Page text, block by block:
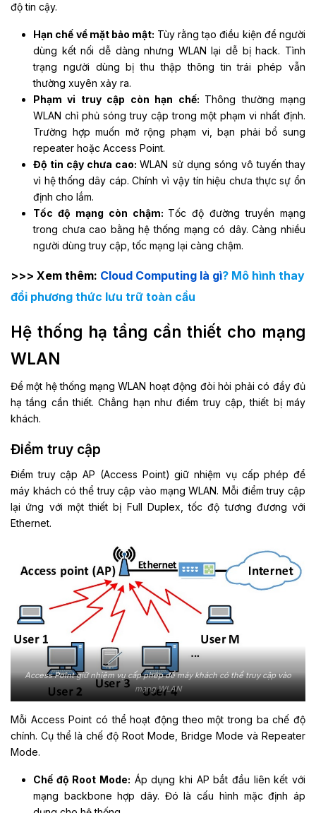
độ tin cậy.
Hạn chế về mặt bảo mật: Tùy rằng tạo điều kiện để người
dùng kết nối dễ dàng nhưng WLAN lại dễ bị hack. Tình
trạng người dùng bị thu thập thông tin trái phép vẫn
thường xuyên xảy ra.
Phạm vi truy cập còn hạn chế: Thông thường mạng
WLAN chỉ phủ sóng truy cập trong một phạm vi nhất định.
Trường hợp muốn mở rộng phạm vi, bạn phải bổ sung
repeater hoặc Access Point.
Độ tin cậy chưa cao:WLAN sử dụng sóng vô tuyến thay
vì hệ thống dây cáp. Chính vì vậy tín hiệu chưa thực sự ổn
định cho lắm.
Tốc độ mạng còn chậm: Tốc độ đường truyền mạng
trong chưa cao bằng hệ thống mạng có dây. Càng nhiều
người dùng truy cập, tốc mạng lại càng chậm.
>>> Xem thêm: Cloud Computing là gì? Mô hình thay
đổi phương thức lưu trữ toàn cầu
Hệ thống hạ tầng cần thiết cho mạng
WLAN
Để một hệ thống mạng WLAN hoạt động đòi hỏi phải có đầy đủ
hạ tầng cần thiết. Chẳng hạn như điểm truy cập, thiết bị máy
khách.
Điểm truy cập
Điểm truy cập AP (Access Point) giữ nhiệm vụ cấp phép để
máy khách có thể truy cập vào mạng WLAN. Mỗi điểm truy cập
lại ứng với một thiết bị Full Duplex, tốc độ tương đương với
Ethernet.
Access Point giữ nhiệm vụ cấp phép để máy khách có thể truy cập vào
mạng WLAN
Mỗi Access Point có thể hoạt động theo một trong ba chế độ
chính. Cụ thể là chế độ Root Mode, Bridge Mode và Repeater
Mode.
Chế độ Root Mode: Áp dụng khi AP bắt đầu liên kết với
mạng backbone hợp dây. Đó là cấu hình mặc định áp